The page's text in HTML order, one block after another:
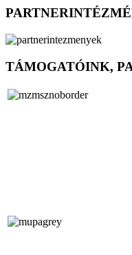
TÁMOGATÓINK,